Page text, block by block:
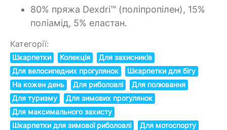
80% пряжа Dexdri™ (поліпропілен), 15%
поліамід, 5% еластан.
Категорії:
Шкарпетки Колекція
Для захисників
Для велосипедних прогулянок
Шкарпетки для бігу
На кожен день
Для риболовлі
Для полювання
Для туризму
Для зимових прогулянок
Для максимального захисту
Шкарпетки для зимової риболовлі
Для мотоспорту